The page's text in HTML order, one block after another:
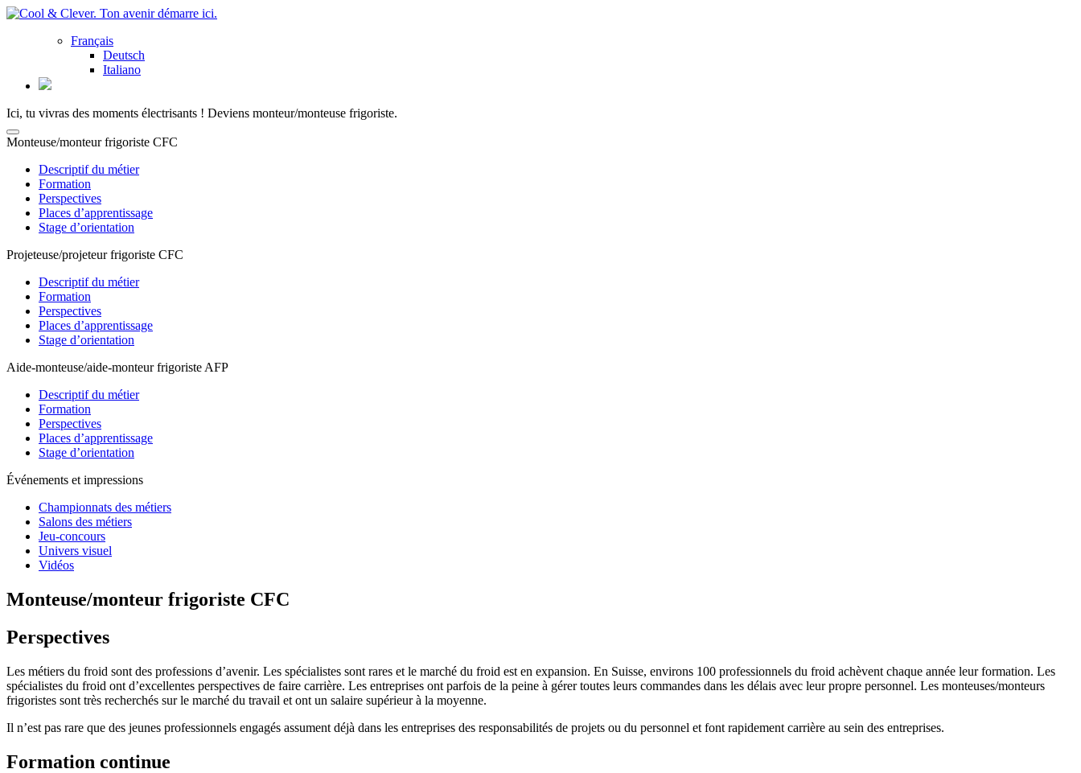
Français
Deutsch
Italiano
Ici, tu vivras des moments électrisants ! Deviens monteur/monteuse frigoriste.
Monteuse/monteur frigoriste CFC
Descriptif du métier
Formation
Perspectives
Places d’apprentissage
Stage d’orientation
Projeteuse/projeteur frigoriste CFC
Descriptif du métier
Formation
Perspectives
Places d’apprentissage
Stage d’orientation
Aide-monteuse/aide-monteur frigoriste AFP
Descriptif du métier
Formation
Perspectives
Places d’apprentissage
Stage d’orientation
Événements et impressions
Championnats des métiers
Salons des métiers
Jeu-concours
Univers visuel
Vidéos
Monteuse/monteur frigoriste CFC
Perspectives
Les métiers du froid sont des professions d’avenir. Les spécialistes sont rares et le marché du froid est en expansion. En Suisse, environs 100 professionnels du froid achèvent chaque année leur formation. Les
spécialistes du froid ont d’excellentes perspectives de faire carrière. Les entreprises ont parfois de la peine à gérer toutes leurs commandes dans les délais avec leur propre personnel. Les monteuses/monteurs
frigoristes sont très recherchés sur le marché du travail et ont un salaire supérieur à la moyenne.
Il n’est pas rare que des jeunes professionnels engagés assument déjà dans les entreprises des responsabilités de projets ou du personnel et font rapidement carrière au sein des entreprises.
Formation continue